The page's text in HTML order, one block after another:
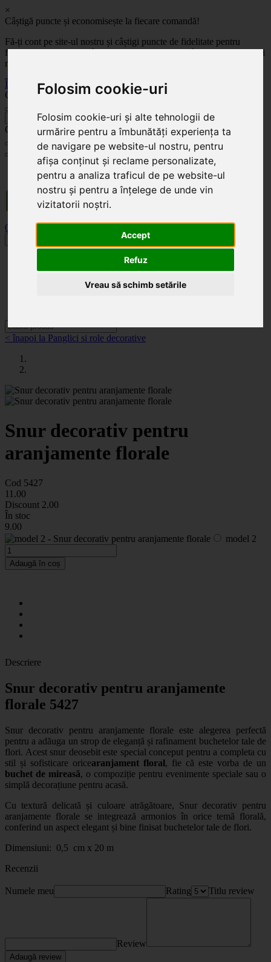
Folosim cookie-uri
Folosim cookie-uri și alte tehnologii de
urmărire pentru a îmbunătăți experiența ta
de navigare pe website-ul nostru, pentru
afișa conținut și reclame personalizate,
pentru a analiza traficul de pe website-ul
nostru și pentru a înțelege de unde vin
vizitatorii noștri.
Accept
Refuz
Vreau să schimb setările
×
Câștigă puncte și economisește la fiecare comandă!
Fă-ți cont pe site-ul nostru și câștigi puncte de fidelitate pentru
fiecare comandă! Cu cât comanzi mai mult, cu atât economisești mai
mult!
Înregistrează-te acum
Celoplast
Celoplast
Transportul este GRATUIT pentru comenzile mai mari de 350 Lei. Comanda minimă în
valoare de 100 Lei. Expediere în 1 - 2 zile lucrătoare.
0
Categorii
< înapoi la Panglici si role decorative
Snur decorativ pentru
aranjamente florale
Cod 5427
11 .00
Discount 2.00
În stoc
9.00
model 2
Adaugă în coș
Descriere
Snur decorativ pentru aranjamente
florale 5427
Snur decorativ pentru aranjamente florale este alegerea perfectă
pentru a adăuga un strop de eleganță și rafinament buchetelor tale de
flori. Acest snur deosebit este special conceput pentru a completa cu
stil și sofisticare oricearanjament floral, fie că este vorba de un
buchet de mireasă, o compoziție pentru evenimente speciale sau o
simplă decorațiune pentru acasă.
Cu textură delicată și culoare atrăgătoare, Snur decorativ pentru
aranjamente florale se integrează armonios în orice temă florală,
conferind un aspect elegant și bine finisat buchetelor tale de flori.
Dimensiuni: 0,5 cm x 20 m
Recenzii
Numele meu Rating Titlu review
Review
Adaugă review